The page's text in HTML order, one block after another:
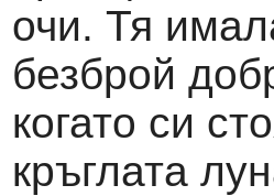
очи. Тя
безброй
когато си
кръглата